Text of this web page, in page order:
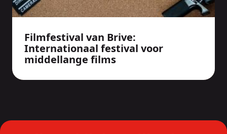
Filmfestival van Brive:
Internationaal festival voor
middellange films